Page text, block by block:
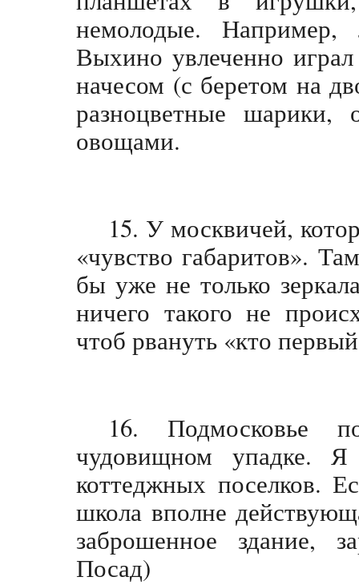
немолодые.
Выхино увлеченно
начесом (с беретом на
разноцветные шарики,
овощами.
15. У москвичей,
«чувство габаритов».
бы уже не только
ничего такого не
чтоб рвануть «кто
16. Подмосковье
чудовищном упадке.
коттеджных поселков.
школа вполне
заброшенное здание,
Посад)